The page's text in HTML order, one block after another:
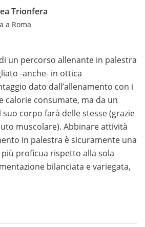
Trionfera
a Roma
un percorso allenante in palestra
-anche- in ottica
dato dall’allenamento con i
calorie consumate, ma da un
corpo farà delle stesse (grazie
muscolare). Abbinare attività
in palestra è sicuramente una
proficua rispetto alla sola
bilanciata e variegata,